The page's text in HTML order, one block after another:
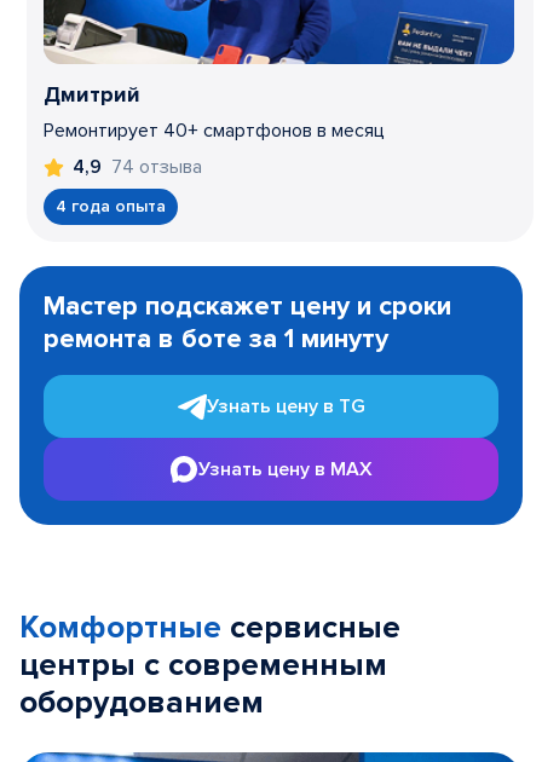
Дмитрий
Ремонтирует 40+ смартфонов в месяц
4,9 74 отзыва
4 года опыта
1
Мастер подскажет цену и сроки
ремонта в боте за 1 минуту
Узнать цену в TG
Узнать цену в MAX
Комфортные сервисные
центры с современным
оборудованием